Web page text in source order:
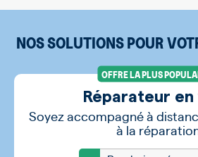
NOS SOLUTIONS POUR
OFFRE LA PLUS
Réparateur en
Soyez accompagné à
à la